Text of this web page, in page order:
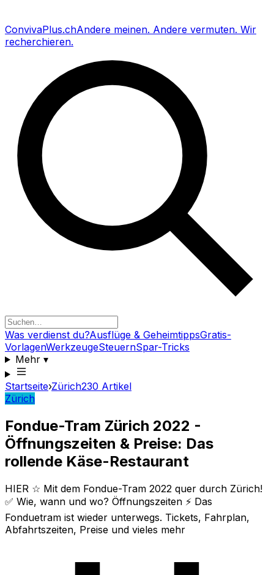
ConvivaPlus.chAndere meinen. Andere vermuten. Wir
recherchieren.
Was verdienst du?Ausflüge & GeheimtippsGratis-
VorlagenWerkzeugeSteuernSpar-Tricks
Mehr▾
Startseite›Zürich230 Artikel
Zürich
Fondue-Tram Zürich 2022 -
Öffnungszeiten & Preise: Das
rollende Käse-Restaurant
HIER ☆ Mit dem Fondue-Tram 2022 quer durch Zürich!
✅ Wie, wann und wo? Öffnungszeiten ⚡ Das
Fonduetram ist wieder unterwegs. Tickets, Fahrplan,
Abfahrtszeiten, Preise und vieles mehr